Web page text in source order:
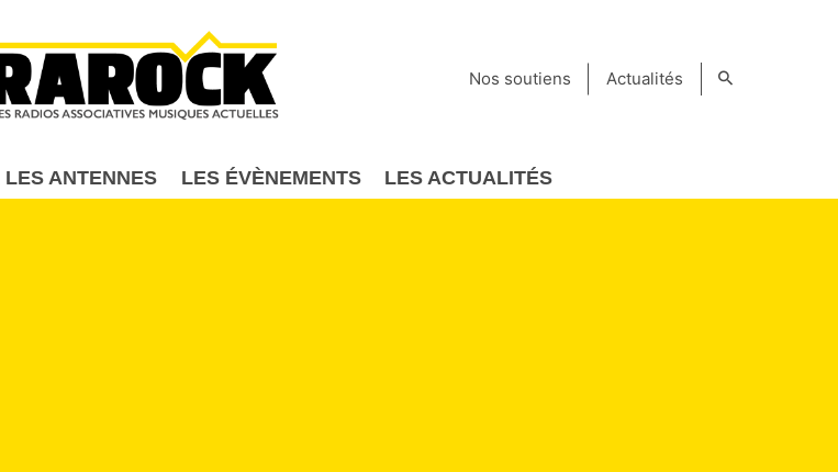
Nos soutiens Actualités
LES ANTENNES LES ÉVÈNEMENTS LES ACTUALITÉS